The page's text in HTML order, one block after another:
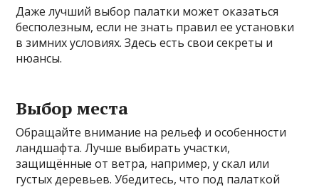
Даже лучший выбор палатки может оказаться
бесполезным, если не знать правил ее установки
в зимних условиях. Здесь есть свои секреты и
нюансы.
Выбор места
Обращайте внимание на рельеф и особенности
ландшафта. Лучше выбирать участки,
защищённые от ветра, например, у скал или
густых деревьев. Убедитесь, что под палаткой